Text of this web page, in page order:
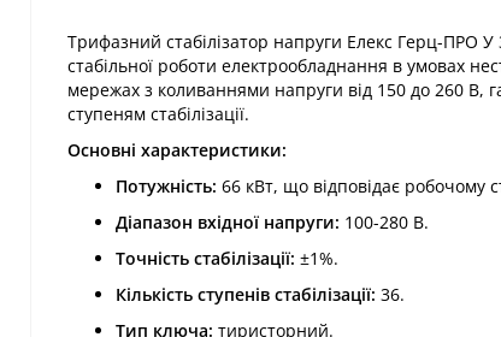
Трифазний стабілізатор напруги Елекс Герц-ПРО
стабільної роботи електрообладнання в умовах
мережах з коливаннями напруги від 150 до 260 В,
ступеням стабілізації.
Основні характеристики:
Потужність: 66 кВт, що відповідає робочому
Діапазон вхідної напруги: 100-280 В.
Точність стабілізації: ±1%.
Кількість ступенів стабілізації: 36.
Тип ключа: тиристорний.